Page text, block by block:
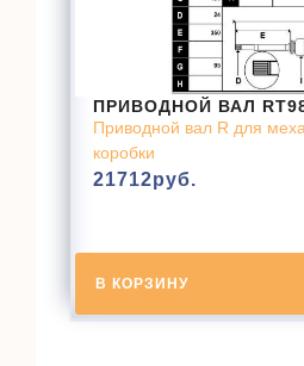
ПРИВОДНОЙ ВАЛ
Приводной вал R для
коробки
21712руб.
В КОРЗИНУ